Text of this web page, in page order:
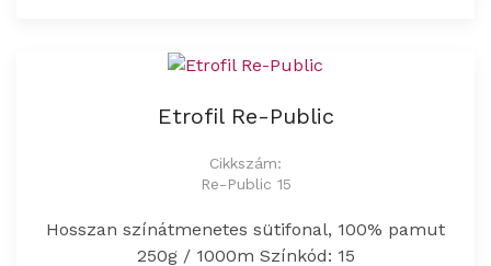
Etrofil Re-Public
Cikkszám:
Re-Public 15
Hosszan színátmenetes sütifonal, 100% pamut
250g / 1000m Színkód: 15